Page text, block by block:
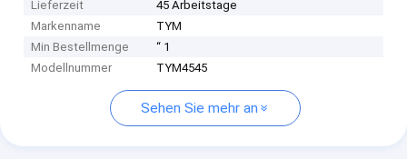
Lieferzeit
45 Arbeitstage
Markenname
TYM
Min Bestellmenge
“ 1
Modellnummer
TYM4545
Sehen Sie mehr an